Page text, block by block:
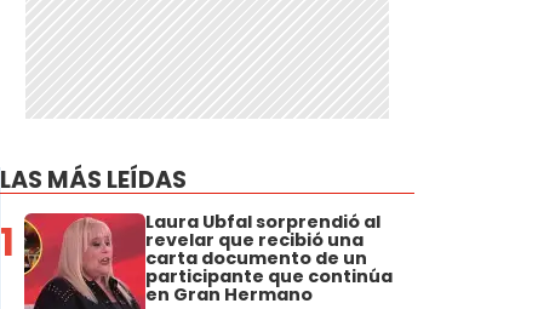
LAS MÁS LEÍDAS
1 Laura Ubfal sorprendió al
revelar que recibió una
carta documento de un
participante que continúa
en Gran Hermano